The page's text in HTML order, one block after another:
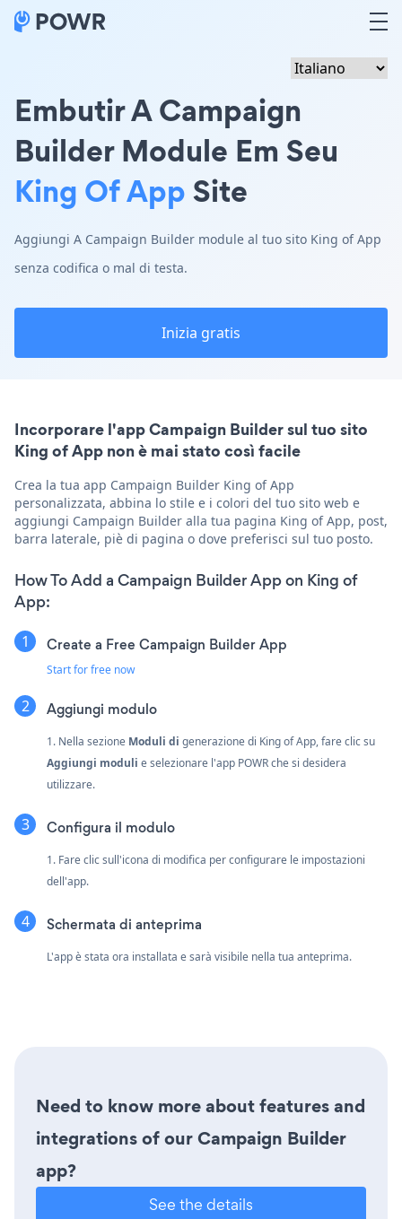
Embutir A Campaign
Builder Module Em Seu
King Of AppSite
Aggiungi A Campaign Builder module al tuo sito King of App
senza codifica o mal di testa.
Inizia gratis
Incorporare l'app Campaign Builder sul tuo sito
King of App non è mai stato così facile
Crea la tua app Campaign Builder King of App
personalizzata, abbina lo stile e i colori del tuo sito web e
aggiungi Campaign Builder alla tua pagina King of App, post,
barra laterale, piè di pagina o dove preferisci sul tuo posto.
How To Add a Campaign Builder App on King of
App:
Create a Free Campaign Builder App
Start for free now
Aggiungi modulo
1. Nella sezione Moduli di generazione di King of App, fare clic su
Aggiungi moduli e selezionare l'app POWR che si desidera
utilizzare.
Configura il modulo
1. Fare clic sull'icona di modifica per configurare le impostazioni
dell'app.
Schermata di anteprima
L'app è stata ora installata e sarà visibile nella tua anteprima.
Need to know more about features and
integrations of our Campaign Builder
app?
See the details